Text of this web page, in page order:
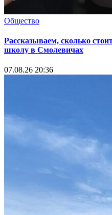
Общество
Рассказываем, сколько
школу в Смолевичах
07.08.26 20:36